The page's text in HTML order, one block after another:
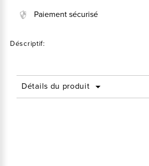
Paiement sécurisé
Déscriptif:
Détails du produit 